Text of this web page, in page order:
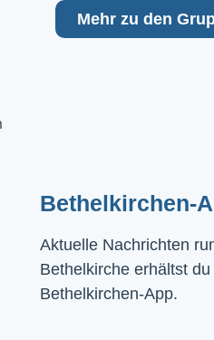
Mehr zu den
Bethelkirchen-
Aktuelle Nachrichten
Bethelkirche erhältst
Bethelkirchen-App.